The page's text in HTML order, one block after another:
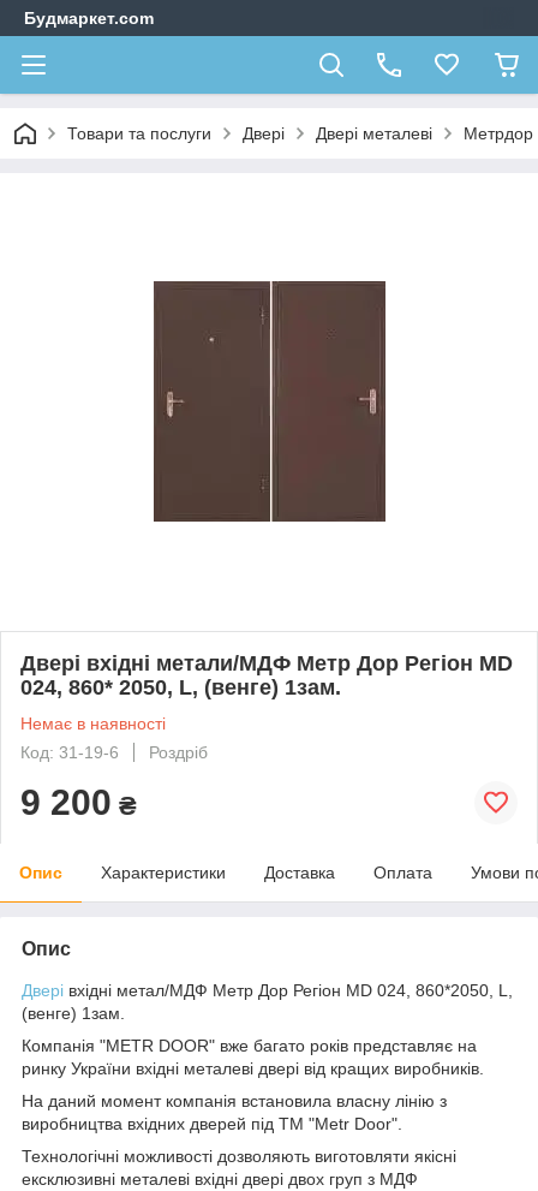
Будмаркет.com
Товари та послуги Двері Двері металеві Метрдор
Двері вхідні метали/МДФ Метр Дор Регіон MD
024, 860* 2050, L, (венге) 1зам.
Немає в наявності
Код: 31-19-6
Роздріб
9 200 ₴
Опис Характеристики Доставка Оплата Умови
Опис
Двері вхідні метал/МДФ Метр Дор Регіон MD 024, 860*2050, L,
(венге) 1зам.
Компанія "METR DOOR" вже багато років представляє на
ринку України вхідні металеві двері від кращих виробників.
На даний момент компанія встановила власну лінію з
виробництва вхідних дверей під ТМ "Metr Door".
Технологічні можливості дозволяють виготовляти якісні
ексклюзивні металеві вхідні двері двох груп з МДФ